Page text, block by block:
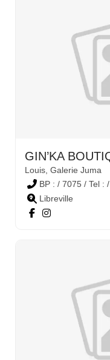
GIN’KA
Louis, Galerie Juma
BP : / 7075 / Tel :
Libreville